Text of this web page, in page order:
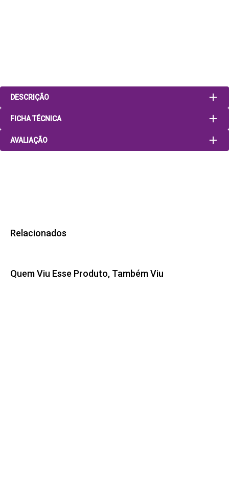
DESCRIÇÃO
FICHA TÉCNICA
AVALIAÇÃO
Relacionados
Quem Viu Esse Produto, Também Viu